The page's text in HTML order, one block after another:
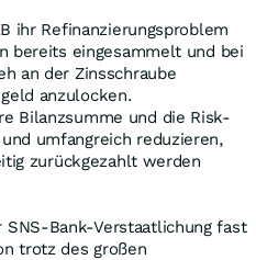
ihr Refinanzierungsproblem
bereits eingesammelt und bei
an der Zinsschraube
anzulocken.
Bilanzsumme und die Risk-
umfangreich reduzieren,
zurückgezahlt werden
SNS-Bank-Verstaatlichung fast
trotz des großen